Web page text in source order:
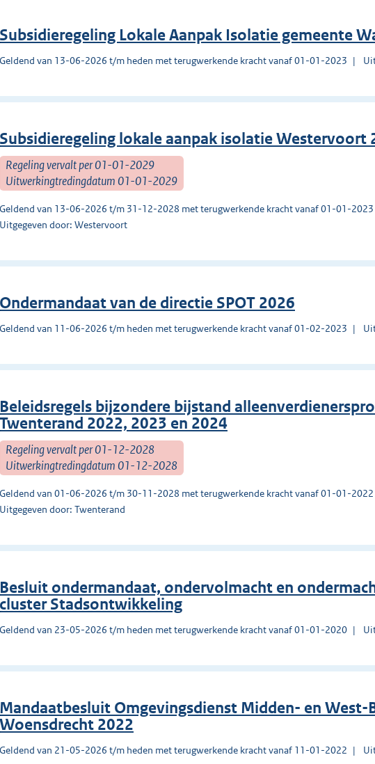
Subsidieregeling Lokale Aanpak Isolatie gemeente
Geldend van 13-06-2026 t/m heden met terugwerkende kracht vanaf 01-01-2023
Subsidieregeling lokale aanpak isolatie Westervoort
Regeling vervalt per 01-01-2029
Uitwerkingtredingdatum 01-01-2029
Geldend van 13-06-2026 t/m 31-12-2028 met terugwerkende kracht vanaf 01-01-2023
Uitgegeven door: Westervoort
Ondermandaat van de directie SPOT 2026
Geldend van 11-06-2026 t/m heden met terugwerkende kracht vanaf 01-02-2023
Beleidsregels bijzondere bijstand
Twenterand 2022, 2023 en 2024
Regeling vervalt per 01-12-2028
Uitwerkingtredingdatum 01-12-2028
Geldend van 01-06-2026 t/m 30-11-2028 met terugwerkende kracht vanaf 01-01-2022
Uitgegeven door: Twenterand
Besluit ondermandaat, ondervolmacht en
cluster Stadsontwikkeling
Geldend van 23-05-2026 t/m heden met terugwerkende kracht vanaf 01-01-2020
Mandaatbesluit Omgevingsdienst Midden- en West-
Woensdrecht 2022
Geldend van 21-05-2026 t/m heden met terugwerkende kracht vanaf 11-01-2022